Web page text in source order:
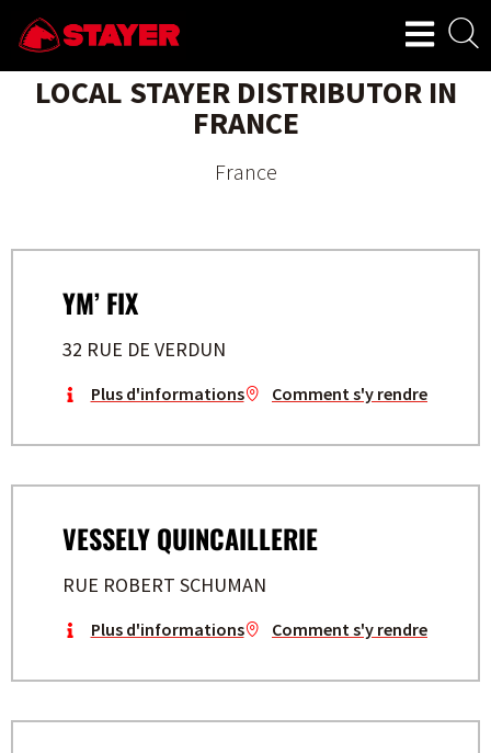
LOCAL STAYER DISTRIBUTOR IN
FRANCE
France
YM’ FIX
32 RUE DE VERDUN
Plus d'informations Comment s'y rendre
VESSELY QUINCAILLERIE
RUE ROBERT SCHUMAN
Plus d'informations Comment s'y rendre